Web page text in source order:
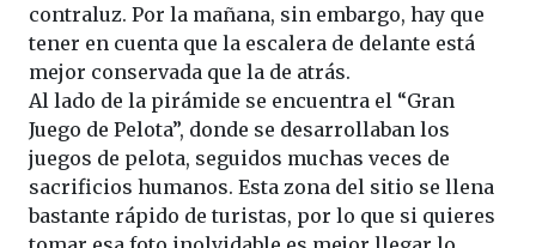
contraluz. Por la mañana, sin embargo, hay que
tener en cuenta que la escalera de delante está
mejor conservada que la de atrás.
Al lado de la pirámide se encuentra el “Gran
Juego de Pelota”, donde se desarrollaban los
juegos de pelota, seguidos muchas veces de
sacrificios humanos. Esta zona del sitio se llena
bastante rápido de turistas, por lo que si quieres